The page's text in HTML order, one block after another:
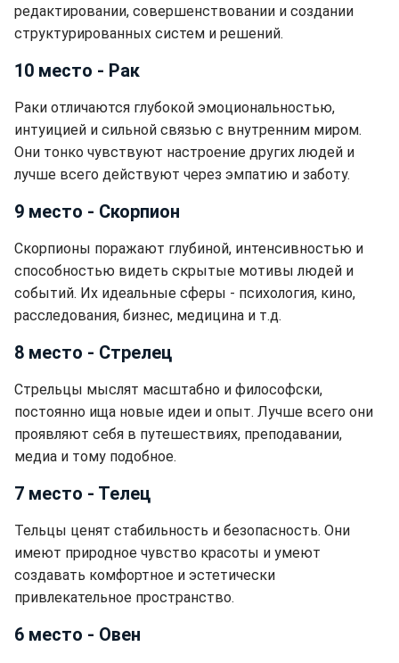
редактировании, совершенствовании и создании
структурированных систем и решений.
10 место - Рак
Раки отличаются глубокой эмоциональностью,
интуицией и сильной связью с внутренним миром.
Они тонко чувствуют настроение других людей и
лучше всего действуют через эмпатию и заботу.
9 место - Скорпион
Скорпионы поражают глубиной, интенсивностью и
способностью видеть скрытые мотивы людей и
событий. Их идеальные сферы - психология, кино,
расследования, бизнес, медицина и т.д.
8 место - Стрелец
Стрельцы мыслят масштабно и философски,
постоянно ища новые идеи и опыт. Лучше всего они
проявляют себя в путешествиях, преподавании,
медиа и тому подобное.
7 место - Телец
Тельцы ценят стабильность и безопасность. Они
имеют природное чувство красоты и умеют
создавать комфортное и эстетически
привлекательное пространство.
6 место - Овен